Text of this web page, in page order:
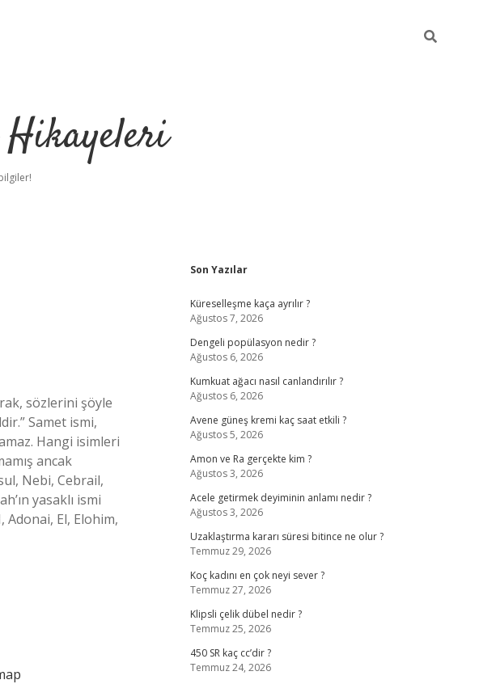
sözlerini şöyle
Samet ismi,
Hangi isimleri
ancak
Nebi, Cebrail,
yasaklı ismi
Adonai, El, Elohim,
Sidebar
Son Yazılar
Küreselleşme kaça ayrılır ?
Ağustos 7, 2026
Dengeli popülasyon nedir ?
Ağustos 6, 2026
Kumkuat ağacı nasıl canlandırılır ?
Ağustos 6, 2026
Avene güneş kremi kaç saat etkili ?
Ağustos 5, 2026
Amon ve Ra gerçekte kim ?
Ağustos 3, 2026
Acele getirmek deyiminin anlamı nedir ?
Ağustos 3, 2026
Uzaklaştırma kararı süresi bitince ne olur ?
Temmuz 29, 2026
Koç kadını en çok neyi sever ?
Temmuz 27, 2026
Klipsli çelik dübel nedir ?
Temmuz 25, 2026
450 SR kaç cc’dir ?
Temmuz 24, 2026